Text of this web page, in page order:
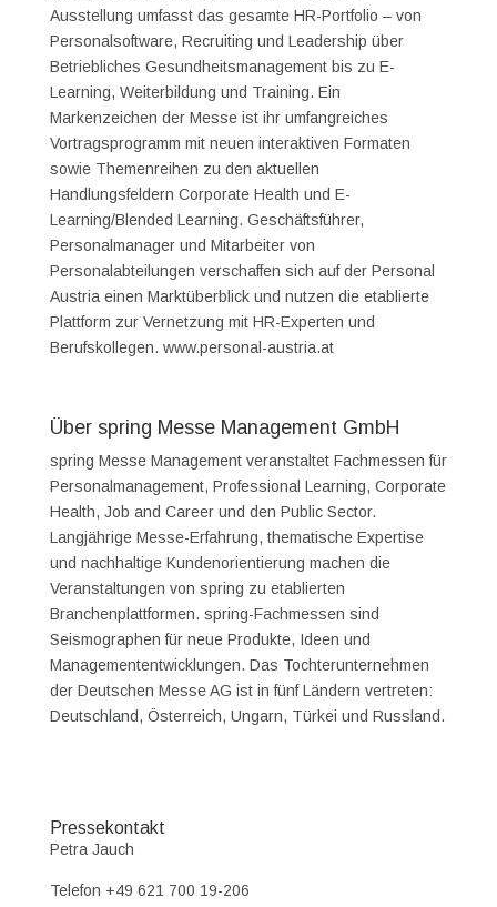
Ausstellung umfasst das gesamte HR-Portfolio – von
Personalsoftware, Recruiting und Leadership über
Betriebliches Gesundheitsmanagement bis zu E-
Learning, Weiterbildung und Training. Ein
Markenzeichen der Messe ist ihr umfangreiches
Vortragsprogramm mit neuen interaktiven Formaten
sowie Themenreihen zu den aktuellen
Handlungsfeldern Corporate Health und E-
Learning/Blended Learning. Geschäftsführer,
Personalmanager und Mitarbeiter von
Personalabteilungen verschaffen sich auf der Personal
Austria einen Marktüberblick und nutzen die etablierte
Plattform zur Vernetzung mit HR-Experten und
Berufskollegen. www.personal-austria.at
Über spring Messe Management GmbH
spring Messe Management veranstaltet Fachmessen für
Personalmanagement, Professional Learning, Corporate
Health, Job and Career und den Public Sector.
Langjährige Messe-Erfahrung, thematische Expertise
und nachhaltige Kundenorientierung machen die
Veranstaltungen von spring zu etablierten
Branchenplattformen. spring-Fachmessen sind
Seismographen für neue Produkte, Ideen und
Managemententwicklungen. Das Tochterunternehmen
der Deutschen Messe AG ist in fünf Ländern vertreten:
Deutschland, Österreich, Ungarn, Türkei und Russland.
Pressekontakt
Petra Jauch
Telefon +49 621 700 19-206